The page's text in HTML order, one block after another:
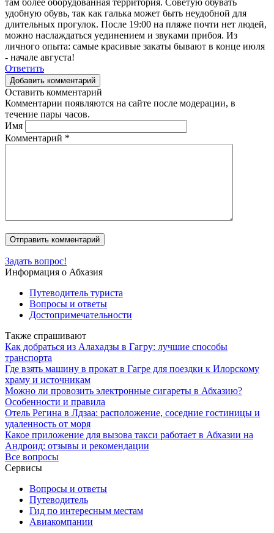
удобную обувь, так как галька может быть неудобной для
длительных прогулок. После 19:00 на пляже почти нет людей,
можно наслаждаться уединением и звуками прибоя. Из
личного опыта: самые красивые закаты бывают в конце июля
- начале августа!
Ответить
Добавить комментарий
Оставить комментарий
Комментарии появляются на сайте после модерации, в
течение пары часов.
Имя
Комментарий *
Задать вопрос!
Информация о Абхазия
Путеводитель туриста
Вопросы и ответы
Достопримечательности
Также спрашивают
Как добраться из Алахадзы в Гагру: лучшие способы
транспорта
Где взять машину в прокат в Гагре для поездки к Илорскому
храму и источникам
Можно ли провозить электронные сигареты в Абхазию?
Особенности и правила
Отель Регина в Лдзаа: расположение, соседние гостиницы и
удаленность от моря
Какое приложение для вызова такси работает в Абхазии на
Андроид: отзывы и рекомендации
Все вопросы
Сервисы
Вопросы и ответы
Путеводитель
Гид по интересным местам
Авиакомпании